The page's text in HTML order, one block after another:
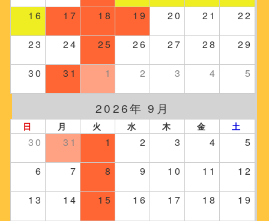
16 17 18 19 20 21 22
23 24 25 26 27 28 29
30 31 1 2 3 4 5
2026年 9月
日 月 火 水 木 金 土
30 31 1 2 3 4 5
6 7 8 9 10 11 12
13 14 15 16 17 18 19